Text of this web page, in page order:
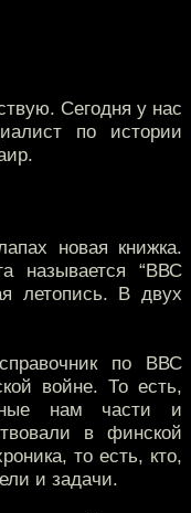
Сегодня у нас
по истории
новая книжка.
называется “ВВС
летопись. В двух
по ВВС
войне. То есть,
нам части и
в финской
то есть, кто,
и задачи.